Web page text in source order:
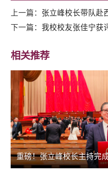
上一篇： 张立峰校长带队赴
下一篇：我校校友张佳宁获
相关推荐